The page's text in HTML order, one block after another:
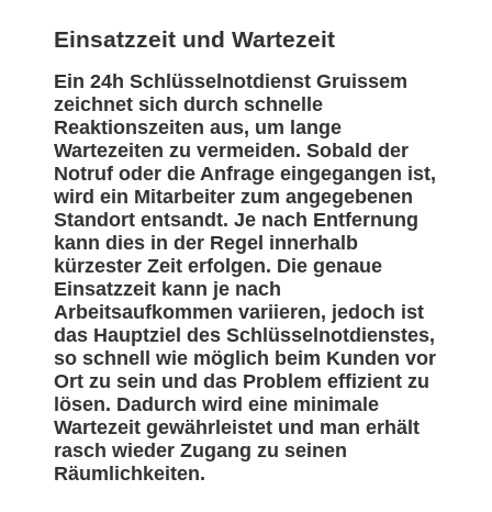
Einsatzzeit und Wartezeit
Ein 24h Schlüsselnotdienst Gruissem
zeichnet sich durch schnelle
Reaktionszeiten aus, um lange
Wartezeiten zu vermeiden. Sobald der
Notruf oder die Anfrage eingegangen ist,
wird ein Mitarbeiter zum angegebenen
Standort entsandt. Je nach Entfernung
kann dies in der Regel innerhalb
kürzester Zeit erfolgen. Die genaue
Einsatzzeit kann je nach
Arbeitsaufkommen variieren, jedoch ist
das Hauptziel des Schlüsselnotdienstes,
so schnell wie möglich beim Kunden vor
Ort zu sein und das Problem effizient zu
lösen. Dadurch wird eine minimale
Wartezeit gewährleistet und man erhält
rasch wieder Zugang zu seinen
Räumlichkeiten.